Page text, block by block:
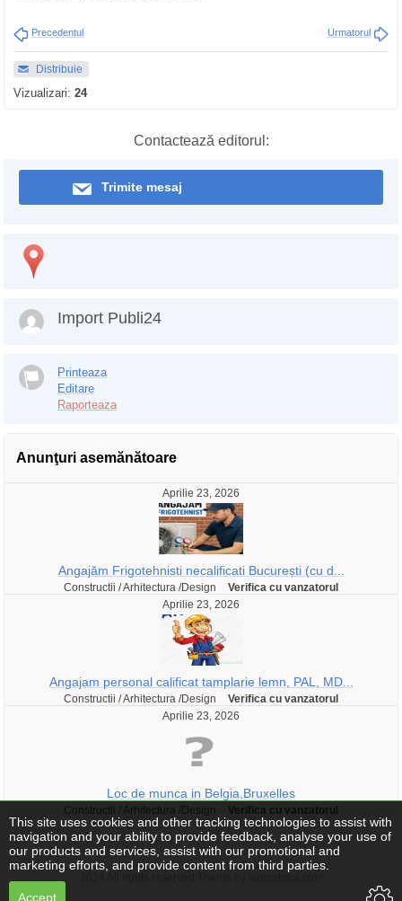
Precedentul Urmatorul
Distribuie
Vizualizari: 24
Contactează editorul:
Trimite mesaj
Import Publi24
Printeaza
Editare
Raporteaza
Anunţuri asemănătoare
Aprilie 23, 2026
Angajăm Frigotehnisti necalificati București (cu d...
Constructii / Arhitectura /Design
Verifica cu vanzatorul
Aprilie 23, 2026
Angajam personal calificat tamplarie lemn, PAL, MD...
Constructii / Arhitectura /Design
Verifica cu vanzatorul
Aprilie 23, 2026
Loc de munca in Belgia,Bruxelles
Constructii / Arhitectura /Design Verifica cu vanzatorul
This site uses cookies and other tracking technologies to assist with
navigation and your ability to provide feedback, analyse your use of
our products and services, assist with our promotional and
marketing efforts, and provide content from third parties.
Accept